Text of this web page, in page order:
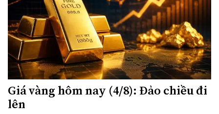
Giá vàng hôm nay (4/8): Đảo chiều đi
lên